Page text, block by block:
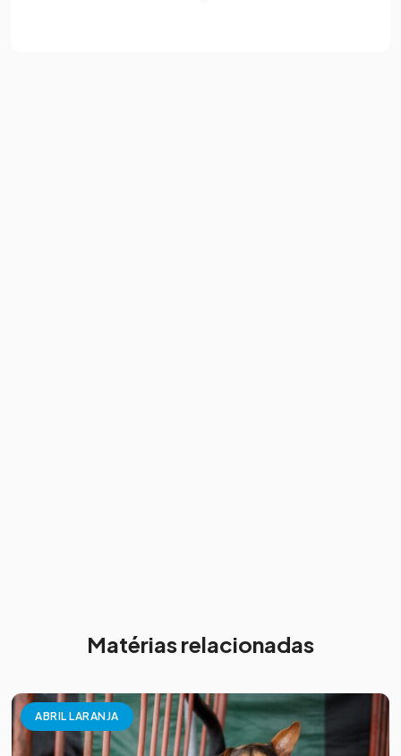
Matérias relacionadas
ABRIL LARANJA